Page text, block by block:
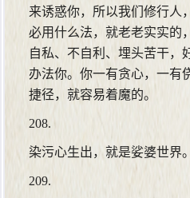
来诱惑你，所以我们修行人
必用什么法，就老老实实的
自私、不自利、埋头苦干，
办法你。你一有贪心，一有
捷径，就容易着魔的。
208.
染污心生出，就是娑婆世界。
209.